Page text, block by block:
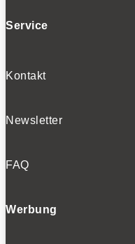
Service
Kontakt
Newsletter
FAQ
Werbung